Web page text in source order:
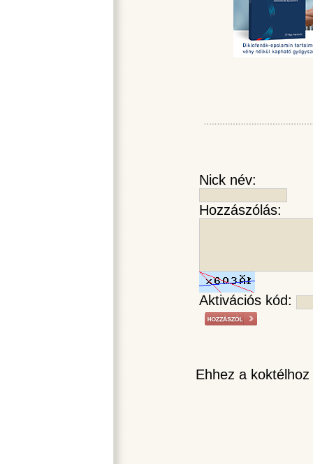
Nick név:
Hozzászólás:
Aktivációs kód:
Ehhez a